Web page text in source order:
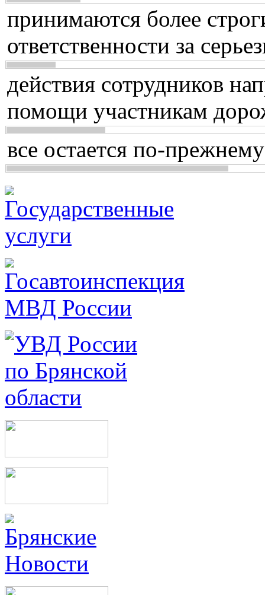
принимаются более
ответственности за
действия сотрудников
помощи участникам
все остается по-